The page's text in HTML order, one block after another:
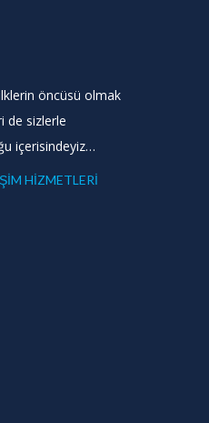
öncüsü olmak
de sizlerle
içerisindeyiz…
HİZMETLERİ